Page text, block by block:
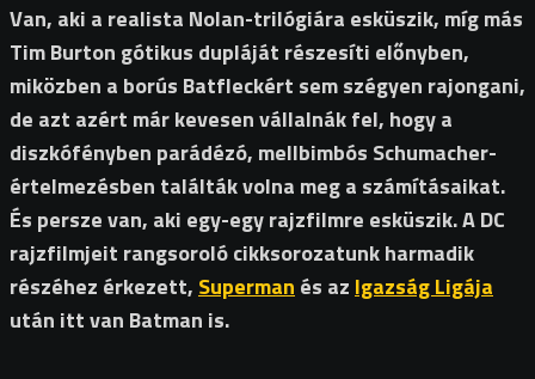
Van, aki a realista Nolan-trilógiára esküszik, míg más
Tim Burton gótikus dupláját részesíti előnyben,
miközben a borús Batfleckért sem szégyen rajongani,
de azt azért már kevesen vállalnák fel, hogy a
diszkófényben parádézó, mellbimbós Schumacher-
értelmezésben találták volna meg a számításaikat.
És persze van, aki egy-egy rajzfilmre esküszik. A DC
rajzfilmjeit rangsoroló cikksorozatunk harmadik
részéhez érkezett, Superman és az Igazság Ligája
után itt van Batman is.